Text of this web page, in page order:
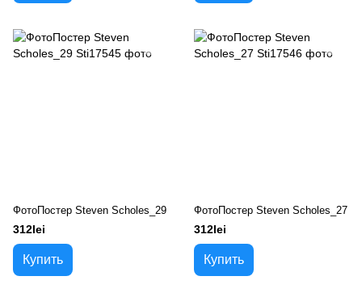
ФотоПостер Steven Scholes_29
312lei
Купить
ФотоПостер Steven Scholes_27
312lei
Купить